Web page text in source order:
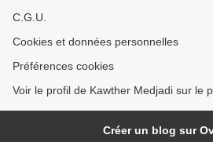
C.G.U.
Cookies et données personnelles
Préférences cookies
Voir le profil de Kawther Medjadi sur le
Créer un blog sur